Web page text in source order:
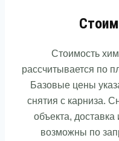
Стоимость
рассчитывается по
Базовые цены
снятия с карниза.
объекта,
возможны по